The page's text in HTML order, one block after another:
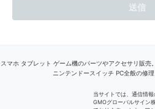
スマホ タブレット ゲーム機のパーツやアクセサリ販売
ニンテンドースイッチ PC全般の修
当サイトでは、通信情報
GMOグローバルサイン